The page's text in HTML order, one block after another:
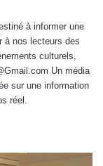
à informer une
à nos lecteurs des
culturels,
Un média
sur une information
réel.